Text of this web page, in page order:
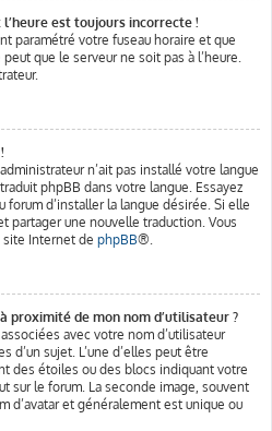
l’heure est toujours incorrecte !
paramétré votre fuseau horaire et que
que le serveur ne soit pas à l’heure.
n’ait pas installé votre langue
phpBB dans votre langue. Essayez
forum d’installer la langue désirée. Si elle
partager une nouvelle traduction. Vous
site Internet de phpBB®.
proximité de mon nom d’utilisateur ?
avec votre nom d’utilisateur
d’un sujet. L’une d’elles peut être
des étoiles ou des blocs indiquant votre
sur le forum. La seconde image, souvent
d’avatar et généralement est unique ou